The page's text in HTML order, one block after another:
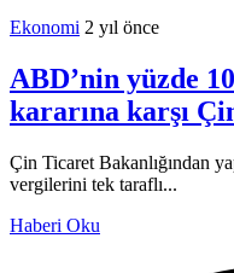
Ekonomi 2 yıl önce
ABD’nin yüzde
kararına karşı
Çin Ticaret Bakanlığından
vergilerini tek taraflı...
Haberi Oku